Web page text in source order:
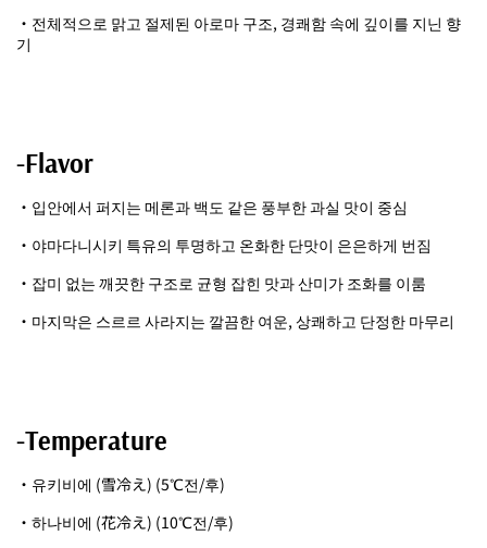
・전체적으로 맑고 절제된 아로마 구조, 경쾌함 속에 깊이를 지닌 향
기
-Flavor
・입안에서 퍼지는 메론과 백도 같은 풍부한 과실 맛이 중심
・야마다니시키 특유의 투명하고 온화한 단맛이 은은하게 번짐
・잡미 없는 깨끗한 구조로 균형 잡힌 맛과 산미가 조화를 이룸
・마지막은 스르르 사라지는 깔끔한 여운, 상쾌하고 단정한 마무리
-Temperature
・유키비에 (雪冷え) (5℃전/후)
・하나비에 (花冷え) (10℃전/후)